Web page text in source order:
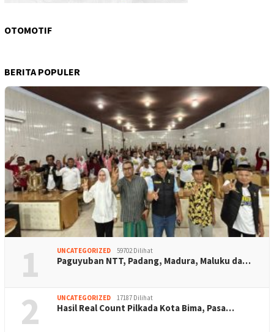
OTOMOTIF
BERITA POPULER
1 UNCATEGORIZED 59702 Dilihat
Paguyuban NTT, Padang, Madura, Maluku da…
2 UNCATEGORIZED 17187 Dilihat
Hasil Real Count Pilkada Kota Bima, Pasa…